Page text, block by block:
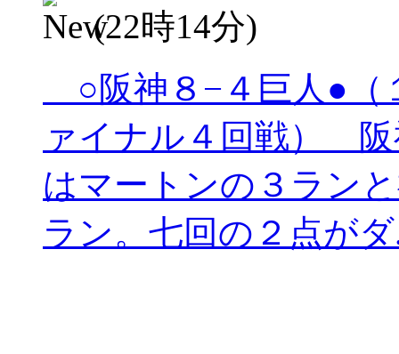
(22時14分)
○阪神８−４巨人●（
ァイナル４回戦） 阪
はマートンの３ラン
ラン。七回の２点が